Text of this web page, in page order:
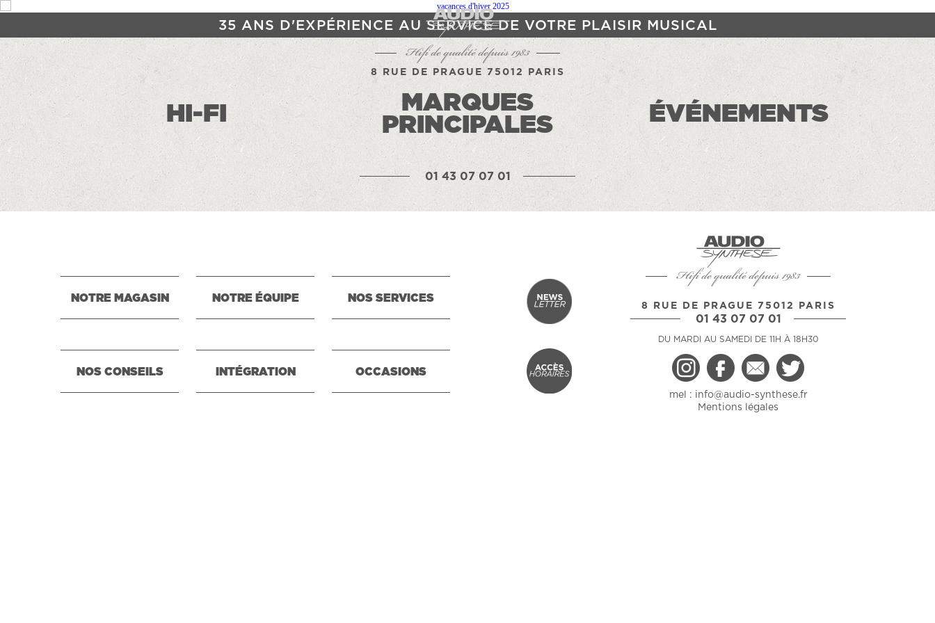
35 ANS D'EXPÉRIENCE AU SERVICE DE VOTRE PLAISIR MUSICAL
Hifi de qualité depuis 1983
8 RUE DE PRAGUE 75012 PARIS
HI-FI
MARQUES
PRINCIPALES
ÉVÉNEMENTS
01 43 07 07 01
NOTRE MAGASIN NOTRE ÉQUIPE NOS SERVICES
NOS CONSEILS INTÉGRATION OCCASIONS
Hifi de qualité depuis 1983
8 RUE DE PRAGUE 75012 PARIS
01 43 07 07 01
DU MARDI AU SAMEDI DE 11H À 18H30
mel : info@audio-synthese.fr
Mentions légales